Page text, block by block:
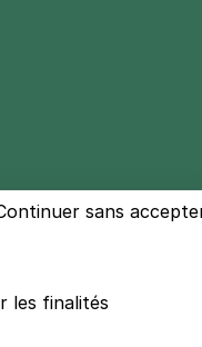
réduit votre
sans
les finalités